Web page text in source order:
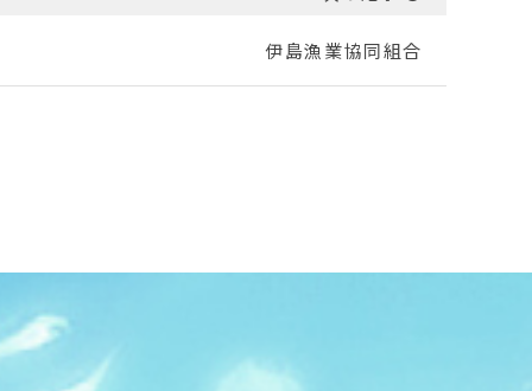
伊島漁業協同組合